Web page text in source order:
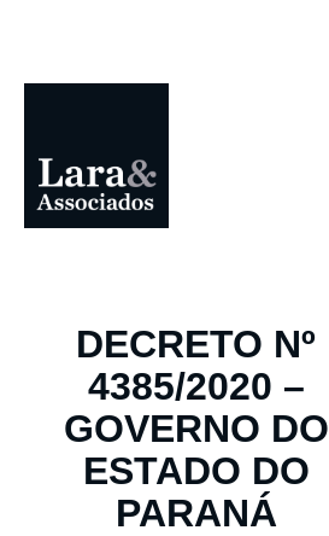
DECRETO Nº
4385/2020 –
GOVERNO DO
ESTADO DO
PARANÁ